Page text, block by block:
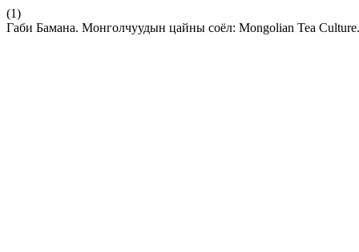
(1)
Габи Бамана. Монголчуудын цайны соёл: Mongolian Tea